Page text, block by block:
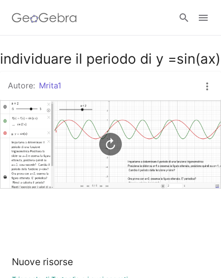
Google Classroom
GeoGebra Classroom
Accedi
individuare il periodo di y =sin(ax)
Autore: Mrita1
Nuove risorse